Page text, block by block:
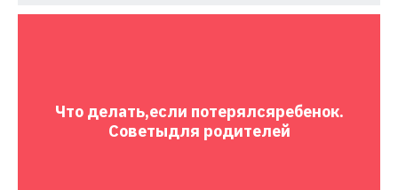
Что делать,если потерялсяребенок.
Советыдля родителей